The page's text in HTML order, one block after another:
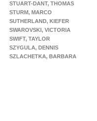
STUART-DANT, THOMAS
STURM, MARCO
SUTHERLAND, KIEFER
SWAROVSKI, VICTORIA
SWIFT, TAYLOR
SZYGULA, DENNIS
SZLACHETKA, BARBARA